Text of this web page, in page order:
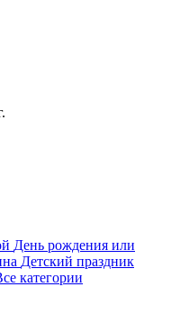
День рождения или
Детский праздник
категории